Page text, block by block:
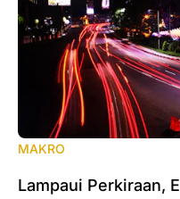
MAKRO
Lampaui Perkiraan,